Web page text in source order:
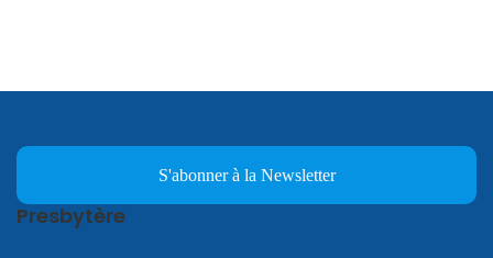
S'abonner à la Newsletter
Presbytère